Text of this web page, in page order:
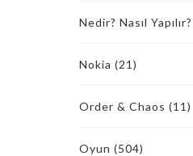
Nedir? Nasıl Yapılır?
Nokia (21)
Order & Chaos (11)
Oyun (504)